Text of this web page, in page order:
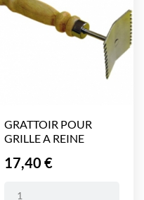
GRATTOIR POUR
GRILLE A REINE
Prix
17,40 €